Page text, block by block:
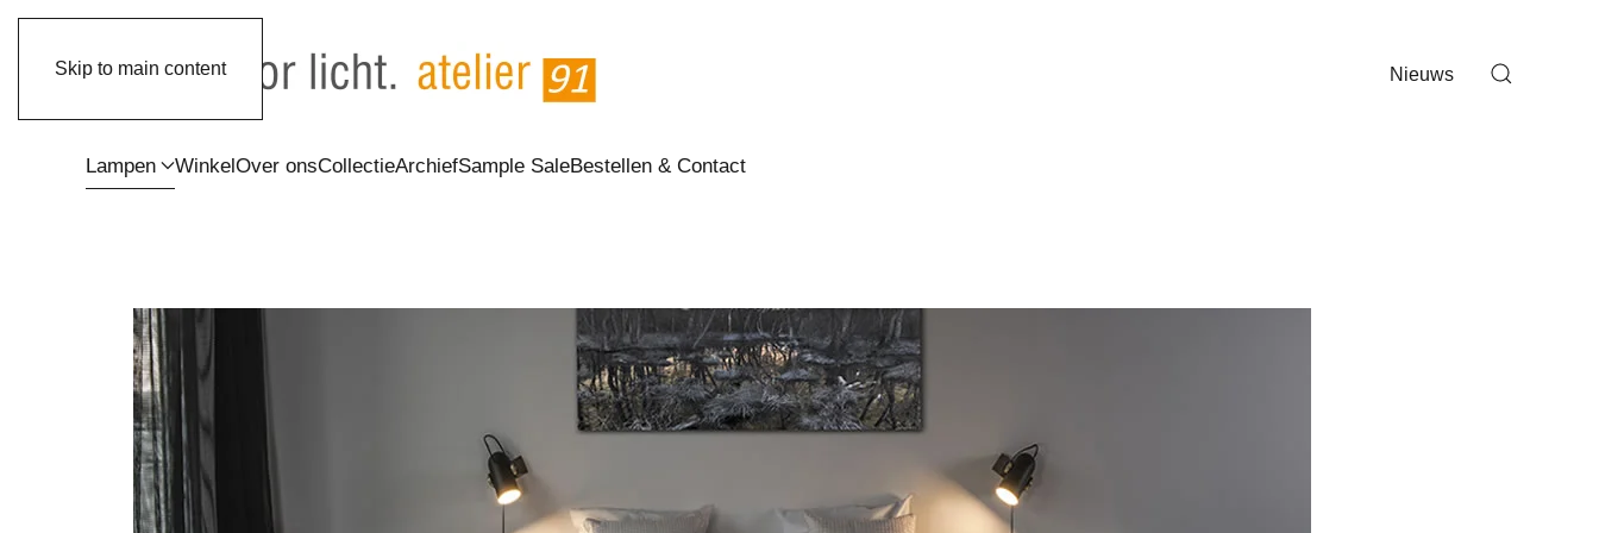
Skip to main content Nieuws
Lampen WinkelOver onsCollectieArchiefSample SaleBestellen & Contact